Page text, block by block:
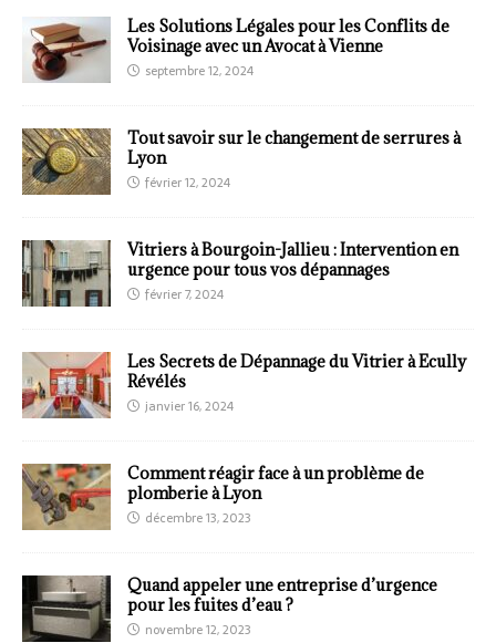
Les Solutions Légales pour les Conflits de
Voisinage avec un Avocat à Vienne
septembre 12, 2024
Tout savoir sur le changement de serrures à
Lyon
février 12, 2024
Vitriers à Bourgoin-Jallieu : Intervention en
urgence pour tous vos dépannages
février 7, 2024
Les Secrets de Dépannage du Vitrier à Ecully
Révélés
janvier 16, 2024
Comment réagir face à un problème de
plomberie à Lyon
décembre 13, 2023
Quand appeler une entreprise d’urgence
pour les fuites d’eau ?
novembre 12, 2023